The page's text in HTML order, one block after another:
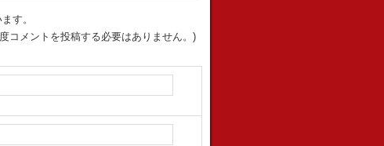
す。
コメントを投稿する必要はありません。)